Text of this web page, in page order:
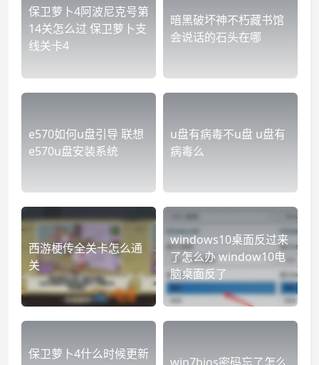
保卫萝卜4阿波尼克号第
14关怎么过 保卫萝卜支
线关卡4
暗黑破坏神不朽藏书馆
会说话的石头在哪
e570如何u盘引导 联想
e570u盘安装系统
u盘有病毒不u盘 u盘有
病毒么
西游梗传全关卡怎么通
关
windows10桌面反过来
了怎么办 window10电
脑桌面反了
保卫萝卜4什么时候更新